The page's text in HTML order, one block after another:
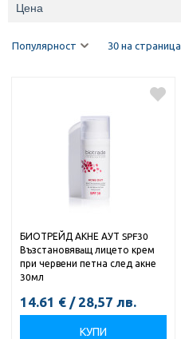
Цена
Популярност 30 на страница
БИОТРЕЙД АКНЕ АУТ SPF30
Възстановявaщ лицето крем
при червени петна след акне
30мл
14.61 € / 28,57 лв.
КУПИ